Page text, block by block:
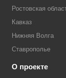
Ростовская
Кавказ
Нижняя Волга
Ставрополье
О проекте